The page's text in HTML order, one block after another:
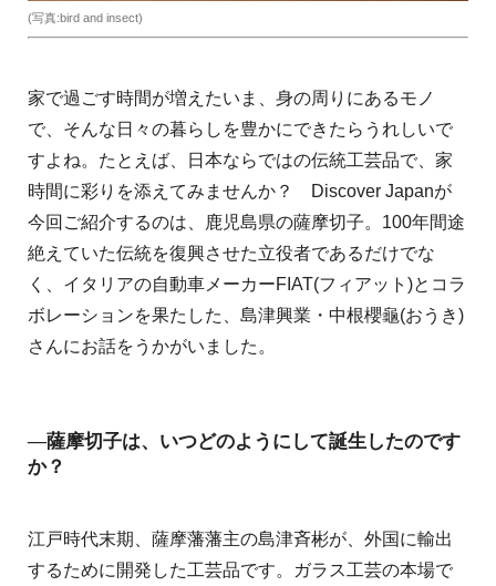
(写真:bird and insect)
家で過ごす時間が増えたいま、身の周りにあるモノ
で、そんな日々の暮らしを豊かにできたらうれしいで
すよね。たとえば、日本ならではの伝統工芸品で、家
時間に彩りを添えてみませんか？ Discover Japanが
今回ご紹介するのは、鹿児島県の薩摩切子。100年間途
絶えていた伝統を復興させた立役者であるだけでな
く、イタリアの自動車メーカーFIAT(フィアット)とコラ
ボレーションを果たした、島津興業・中根櫻龜(おうき)
さんにお話をうかがいました。
―薩摩切子は、いつどのようにして誕生したのです
か？
江戸時代末期、薩摩藩藩主の島津斉彬が、外国に輸出
するために開発した工芸品です。ガラス工芸の本場で